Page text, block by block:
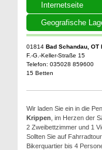
Internetseite
Geografische
01814 Bad Schandau, OT
F.-G.-Keller-Straße 15
Telefon: 035028 859600
15 Betten
Wir laden Sie ein in die
Krippen , im Herzen der
2 Zweibettzimmer und 1
Sollten Sie auf
Bikerquartier bis 4